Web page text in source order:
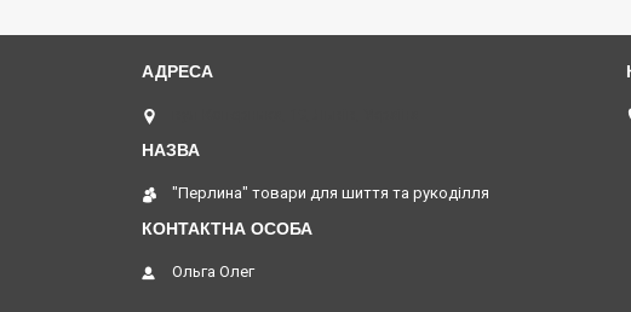
"Перлина" товари для шиття та рукоділля
Ольга Олег